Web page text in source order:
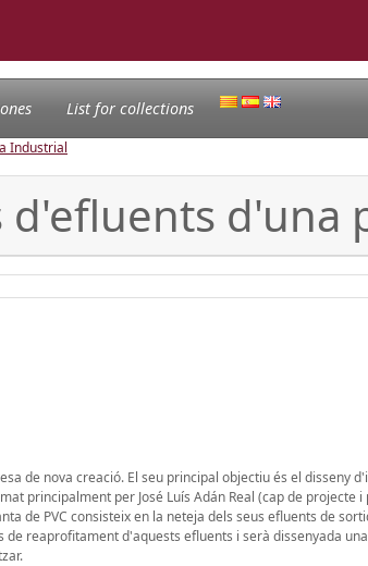
List for collections
Industrial
d'una
de nova creació. El seu principal objectiu és el disseny
principalment per José Luís Adán Real (cap de projecte
de PVC consisteix en la neteja dels seus efluents de
reaprofitament d'aquests efluents i serà dissenyada